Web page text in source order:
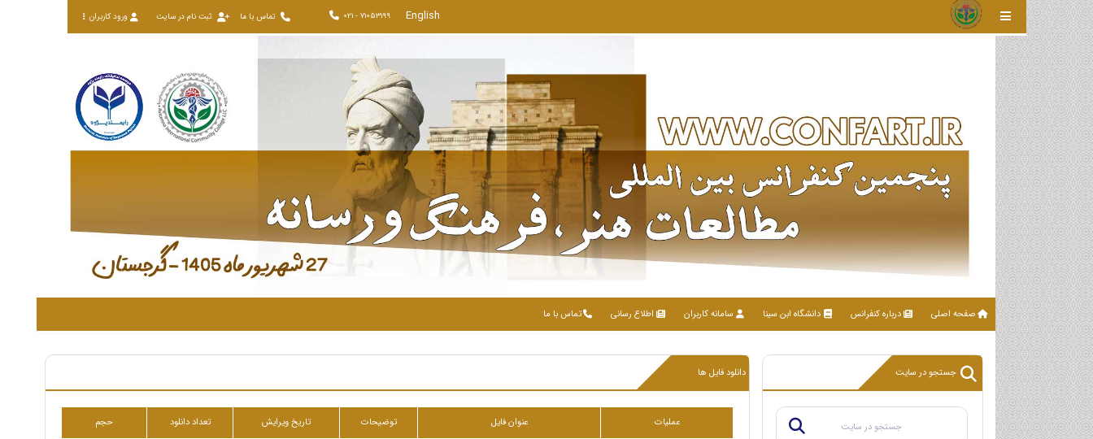
English
021 - 71053199 تماس با ما ثبت نام در سایت ورود کاربران
صفحه اصلی درباره کنفرانس دانشگاه ابن سینا سامانه کاربران اطلاع رسانی تماس با ما
جستجو در سایت دانلود فایل ها
عملیات عنوان فایل توضیحات تاریخ ویرایش تعداد دانلود حجم